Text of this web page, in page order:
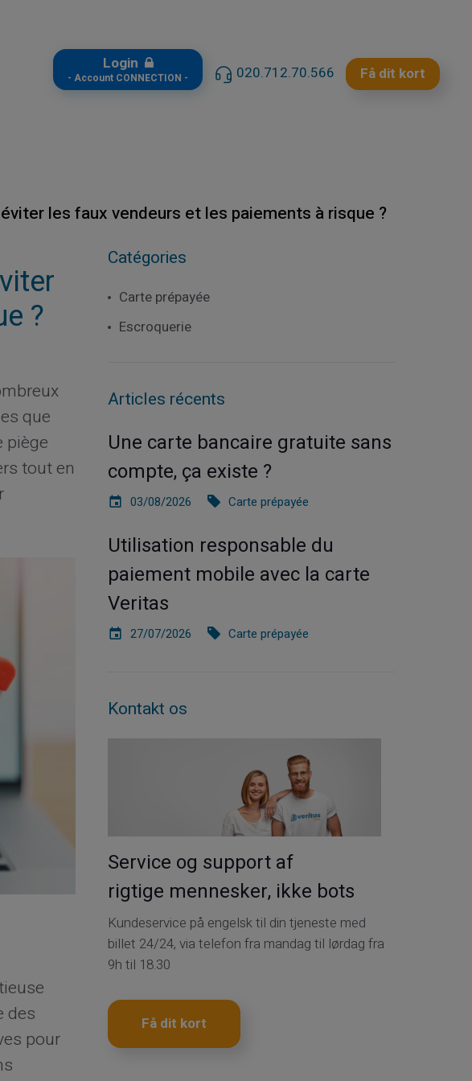
Login
- Account CONNECTION - 020.712.70.566 Få dit kort
les faux vendeurs et les paiements à risque ?
?
que
piège
tout en
des
pour
Catégories
Carte prépayée
Escroquerie
Articles récents
Une carte bancaire gratuite sans
compte, ça existe ?
03/08/2026 Carte prépayée
Utilisation responsable du
paiement mobile avec la carte
Veritas
27/07/2026 Carte prépayée
Kontakt os
Service og support af
rigtige mennesker, ikke bots
Kundeservice på engelsk til din tjeneste med
billet 24/24, via telefon fra mandag til lørdag fra
9h til 18.30
Få dit kort